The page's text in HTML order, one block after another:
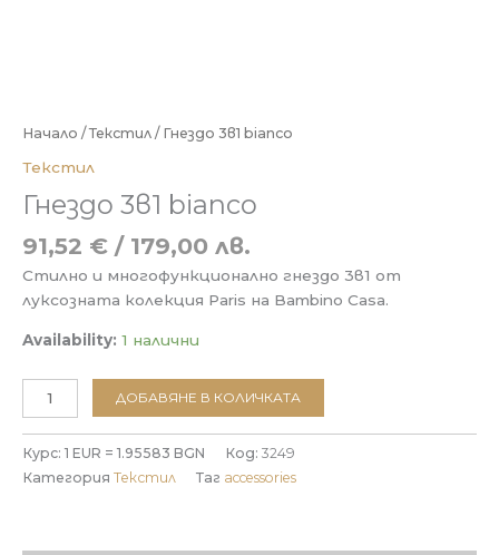
Начало /Текстил / Гнездо 3в1 bianco
Текстил
Гнездо 3в1 bianco
91,52 € / 179,00 лв.
Стилно и многофункционално гнездо 3в1 от
луксозната колекция Paris на Bambino Casa.
Availability: 1 налични
количество
за
Гнездо
3в1
bianco
ДОБАВЯНЕ В КОЛИЧКАТА
Курс: 1 EUR = 1.95583 BGN Код: 3249
Категория Текстил Таг accessories